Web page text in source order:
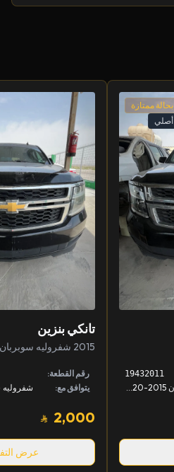
بحالة ممتازة
أصلي
19432011
تانكي بنزين
2015 شفروليه سوبربان
رقم القطعة:
يتوافق مع:
2,000
عرض